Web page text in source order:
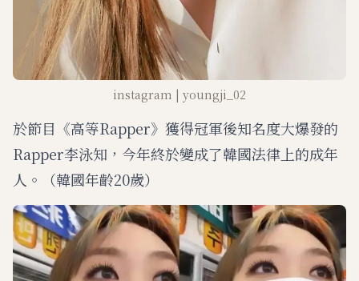
instagram | youngji_02
於節目《高等Rapper》獲得冠軍後知名度大爆發的
Rapper李泳知，今年終於變成了韓國法律上的成年
人。（韓國年齡20歲）